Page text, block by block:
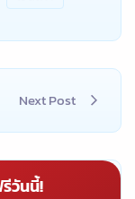
Next Post
วันนี้!